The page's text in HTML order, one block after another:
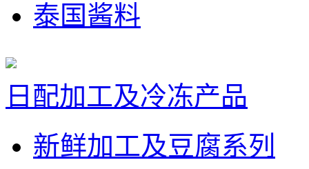
泰国酱料
日配加工及冷冻产品
新鲜加工及豆腐系列